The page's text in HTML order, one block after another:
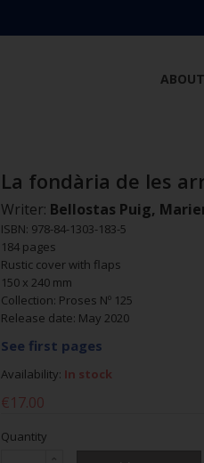
La fondària de les
Writer: Bellostas Puig,
ISBN: 978-84-1303-183-5
184 pages
Rustic cover with flaps
150 x 240 mm
Collection: Proses Nº 125
Release date: May 2020
See first pages
Availability: In stock
€17.00
Quantity